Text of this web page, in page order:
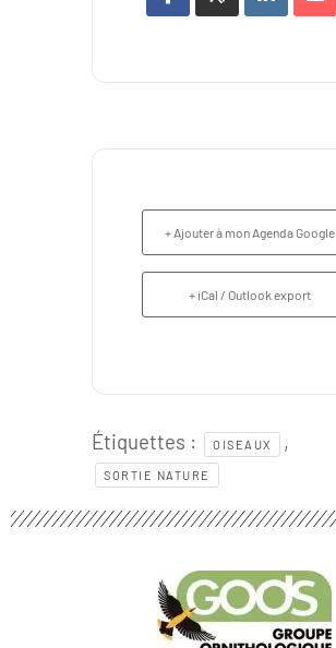
+ Ajouter à mon Agenda Google
+ iCal / Outlook export
Étiquettes : OISEAUX ,
SORTIE NATURE